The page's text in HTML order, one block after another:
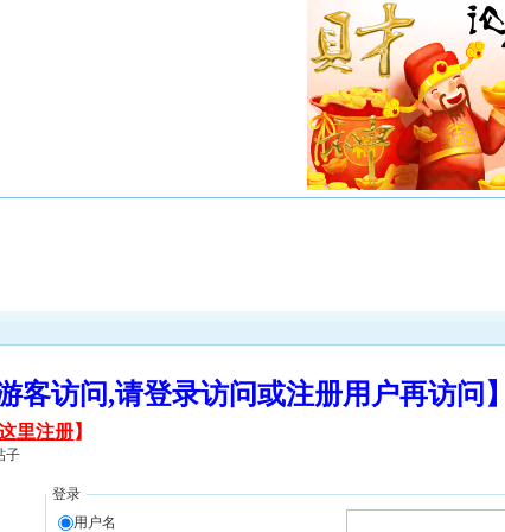
客访问,请登录访问或注册用户再访问
里注册】
子
登录
用户名